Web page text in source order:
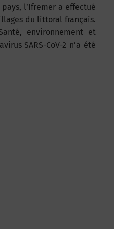
l’Ifremer a effectué
du littoral français.
environnement et
SARS-CoV-2 n’a été